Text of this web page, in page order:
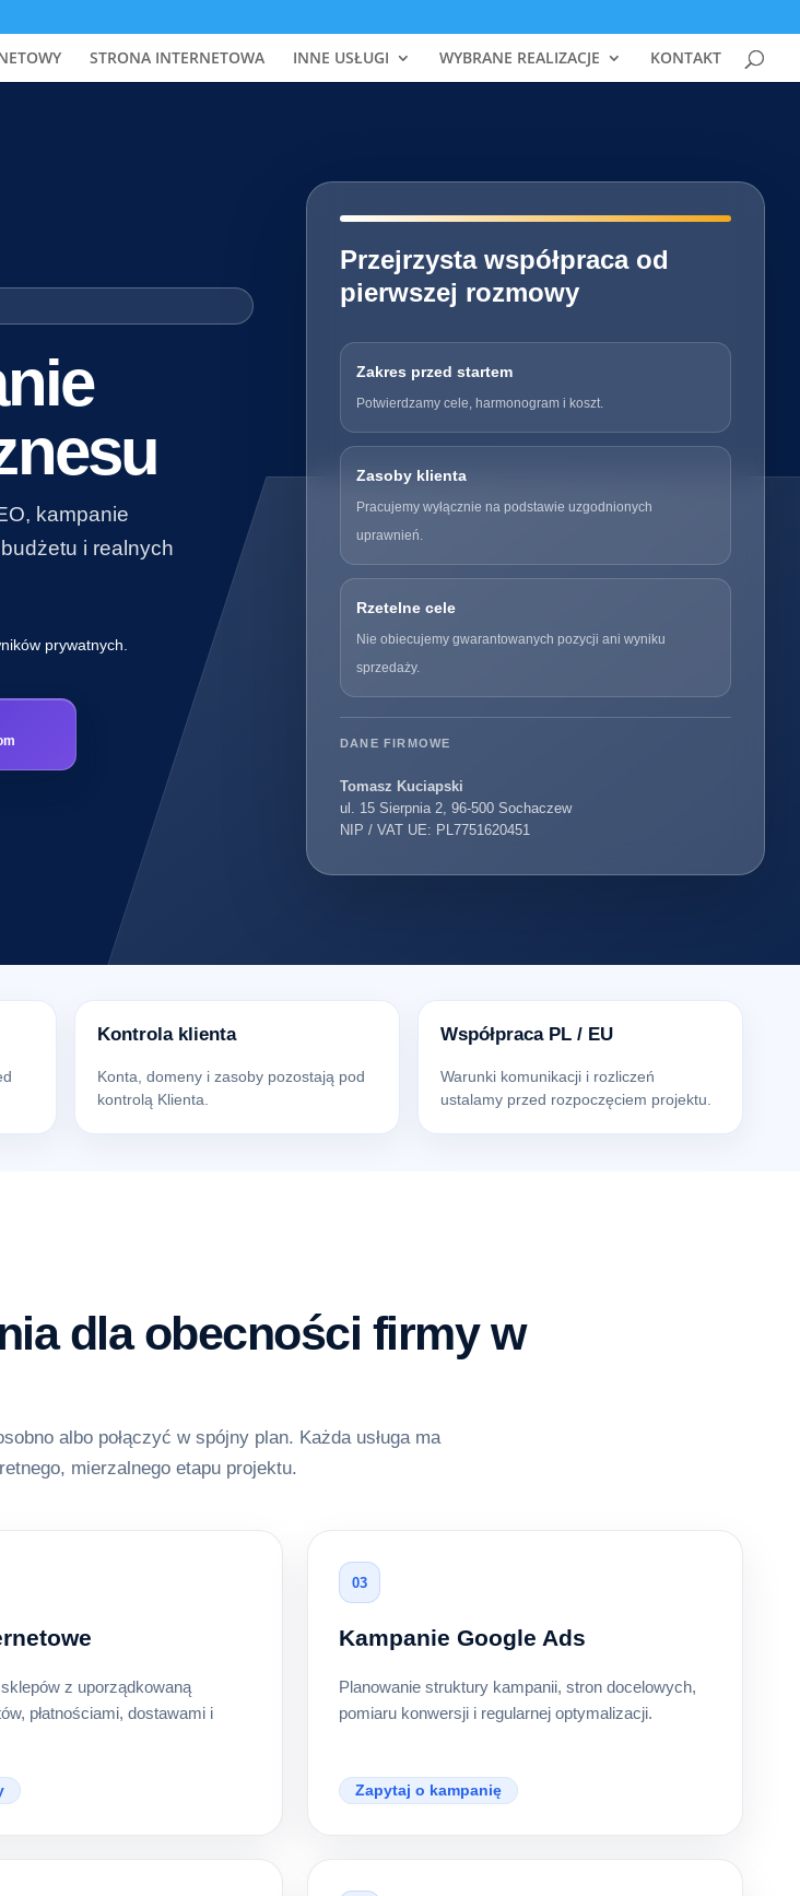
STRONA INTERNETOWA INNE USŁUGI WYBRANE REALIZACJE KONTAKT
kampanie
i realnych
prywatnych.
━━━━━━━━━━━━━━━━━━━━━━━━━━━━
Przejrzysta współpraca od
pierwszej rozmowy
Zakres przed startem
Potwierdzamy cele, harmonogram i koszt.
Zasoby klienta
Pracujemy wyłącznie na podstawie uzgodnionych
uprawnień.
Rzetelne cele
Nie obiecujemy gwarantowanych pozycji ani wyniku
sprzedaży.
DANE FIRMOWE
Tomasz Kuciapski
ul. 15 Sierpnia 2, 96-500 Sochaczew
NIP / VAT UE: PL7751620451
Kontrola klienta
Konta, domeny i zasoby pozostają pod
kontrolą Klienta.
Współpraca PL / EU
Warunki komunikacji i rozliczeń
ustalamy przed rozpoczęciem projektu.
dla obecności firmy w
albo połączyć w spójny plan. Każda usługa ma
mierzalnego etapu projektu.
z uporządkowaną
płatnościami, dostawami i
03
Kampanie Google Ads
Planowanie struktury kampanii, stron docelowych,
pomiaru konwersji i regularnej optymalizacji.
Zapytaj o kampanię